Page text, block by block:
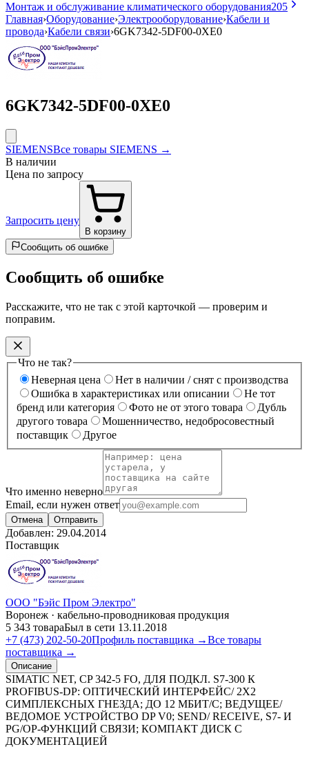
Монтаж и обслуживание климатического оборудования205
Главная›Оборудование›Электрооборудование›Кабели и
провода›Кабели связи›6GK7342-5DF00-0XE0
6GK7342-5DF00-0XE0
SIEMENSВсе товары SIEMENS →
В наличии
Цена по запросу
Запросить цену
В корзину
Сообщить об ошибке
Сообщить об ошибке
Расскажите, что не так с этой карточкой — проверим и
поправим.
Что не так?
Неверная цена
Нет в наличии / снят с производства
Ошибка в характеристиках или описании
Не тот
бренд или категория
Фото не от этого товара
Дубль
другого товара
Мошенничество, недобросовестный
поставщик
Другое
Что именно неверно
Email, если нужен ответ
Отмена Отправить
Добавлен: 29.04.2014
Поставщик
ООО "Бэйс Пром Электро"
Воронеж · кабельно-проводниковая продукция
5 343 товараБыл в сети 13.11.2018
+7 (473) 202-50-20Профиль поставщика →Все товары
поставщика →
Описание
SIMATIC NET, CP 342-5 FO, ДЛЯ ПОДКЛ. S7-300 К
PROFIBUS-DP: ОПТИЧЕСКИЙ ИНТЕРФЕЙС/ 2Х2
СИМПЛЕКСНЫХ ГНЕЗДА; ДО 12 МБИТ/С; ВЕДУЩЕЕ/
ВЕДОМОЕ УСТРОЙСТВО DP V0; SEND/ RECEIVE, S7- И
PG/OP-ФУНКЦИЙ СВЯЗИ; КОМПАКТ ДИСК С
ДОКУМЕНТАЦИЕЙ